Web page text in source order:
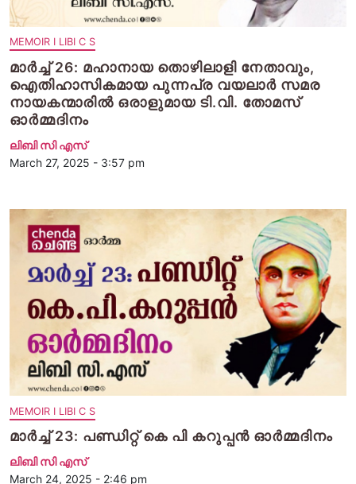
MEMOIR I LIBI C S
മാർച്ച് 26: മഹാനായ തൊഴിലാളി നേതാവും,
ഐതിഹാസികമായ പുന്നപ്ര വയലാർ സമര
നായകന്മാരിൽ ഒരാളുമായ ടി.വി. തോമസ്
ഓർമ്മദിനം
ലിബി സി എസ്
March 27, 2025 - 3:57 pm
MEMOIR I LIBI C S
മാർച്ച് 23: പണ്ഡിറ്റ് കെ പി കറുപ്പൻ ഓർമ്മദിനം
ലിബി സി എസ്
March 24, 2025 - 2:46 pm